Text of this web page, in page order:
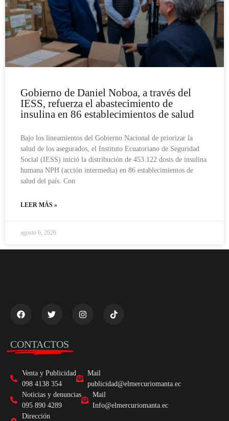
Gobierno de Daniel Noboa, a través del
IESS, refuerza el abastecimiento de
insulina en 86 establecimientos de salud
Bajo los lineamientos del Gobierno Nacional de priorizar la
salud de los asegurados, el Instituto Ecuatoriano de Seguridad
Social (IESS) inició la distribución de 453.122 dosis de insulina
humana NPH (acción intermedia) en 86 establecimientos de
salud del país. Con
LEER MÁS »
agosto 6, 2026
CONTACTOS
Venta y Publicidad
098 4138 354
Mail
publicidad@elmercuriomanta.ec
Noticias y denuncias
095 890 4289
Mail
Info@elmercuriomanta.ec
Dirección